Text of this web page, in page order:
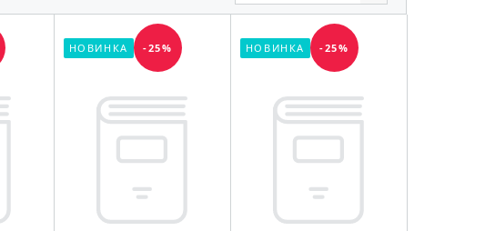
НОВИНКА -25% НОВИНКА -25%